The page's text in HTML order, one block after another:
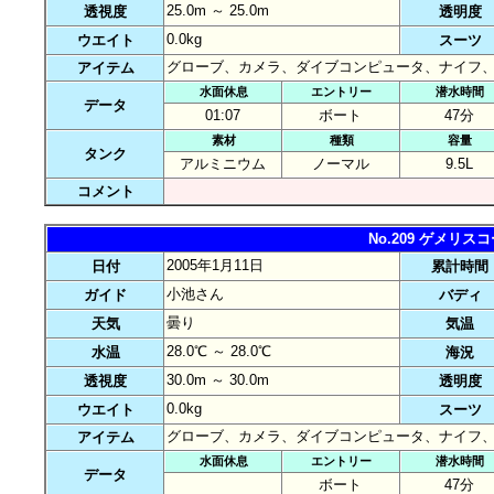
透視度
25.0m ～ 25.0m
透明度
ウエイト
0.0kg
スーツ
アイテム
グローブ、カメラ、ダイブコンピュータ、ナイフ
データ
水面休息 エントリー 潜水時間
01:07 ボート 47分
タンク
素材 種類 容量
アルミニウム ノーマル
9.5L
コメント
No.209 ゲメリス
日付
2005年1月11日
累計時間
ガイド
小池さん
バディ
天気
曇り
気温
水温
28.0℃ ～ 28.0℃
海況
透視度
30.0m ～ 30.0m
透明度
ウエイト
0.0kg
スーツ
アイテム
グローブ、カメラ、ダイブコンピュータ、ナイフ
データ
水面休息 エントリー 潜水時間
ボート 47分